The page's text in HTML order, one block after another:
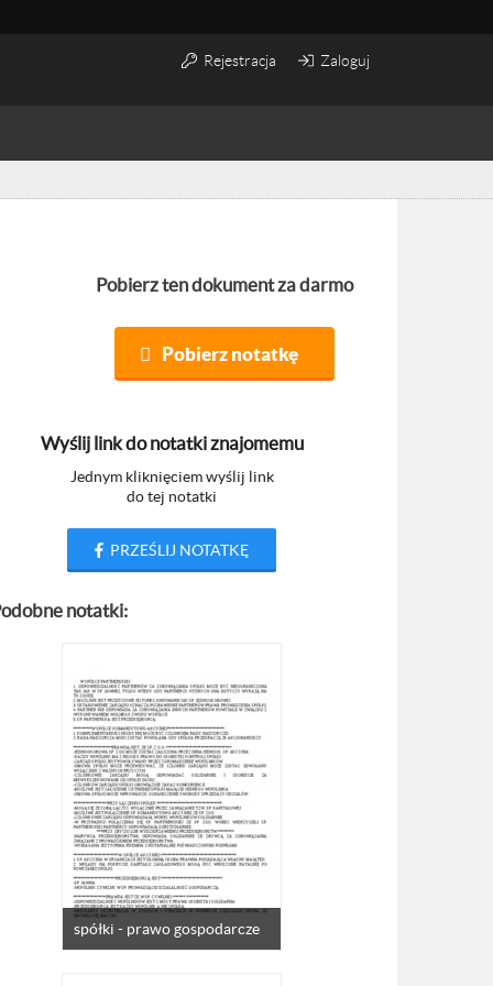
Rejestracja Zaloguj
Pobierz ten dokument za darmo
Pobierz notatkę
Wyślij link do notatki znajomemu
Jednym kliknięciem wyślij link
do tej notatki
PRZEŚLIJ NOTATKĘ
notatki:
spółki - prawo gospodarcze